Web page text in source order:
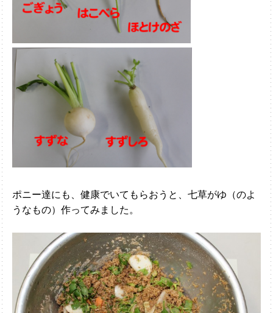
ポニー達にも、健康でいてもらおうと、七草がゆ（のよ
うなもの）作ってみました。